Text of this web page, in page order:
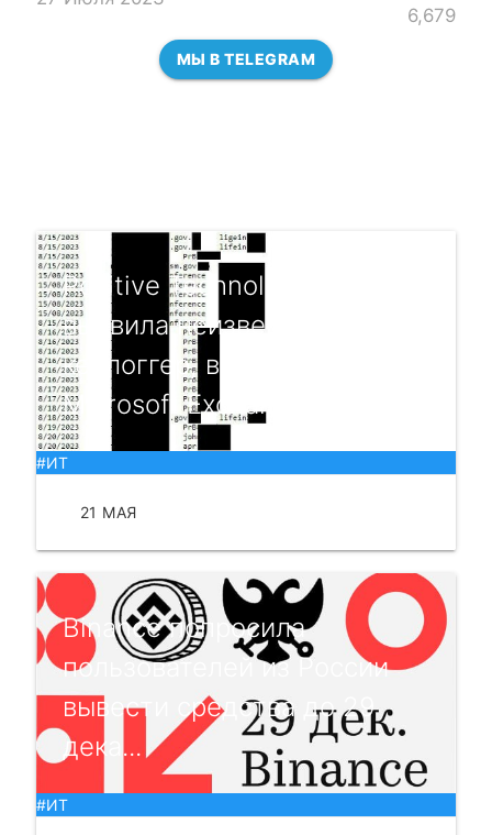
6,679
МЫ В TELEGRAM
Positive Technologies
выявила неизвестный
кейлоггер, встроенный в
Microsoft Exchan...
#ИТ
21 МАЯ
Binance попросила
пользователей из России
вывести средства до 29
дека...
#ИТ